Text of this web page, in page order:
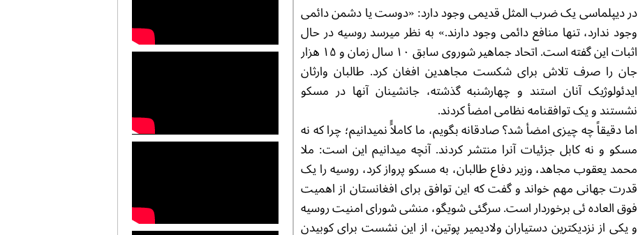
در دیپلماسی یک ضرب المثل قدیمی وجود دارد: «دوست یا دشمن دائمی
وجود ندارد، تنها منافع دائمی وجود دارند.» به نظر میرسد روسیه در حال
اثبات این گفته است. اتحاد جماهیر شوروی سابق ۱۰ سال زمان و ۱۵ هزار
جان را صرف تلاش برای شکست مجاهدین افغان کرد. طالبان وارثان
ایدئولوژیک آنان استند و چهارشنبه گذشته، جانشینان آنها در مسکو
نشستند و یک توافقنامه نظامی امضأ کردند.
اما دقیقاً چه چیزی امضأ شد؟ صادقانه بگویم، ما کاملاًً نمیدانیم؛ چرا که نه
مسکو و نه کابل جزئیات آنرا منتشر کردند. آنچه میدانیم این است: ملا
محمد یعقوب مجاهد، وزیر دفاع طالبان، به مسکو پرواز کرد، روسیه را یک
قدرت جهانی مهم خواند و گفت که این توافق برای افغانستان از اهمیت
فوق العاده ئی برخوردار است. سرگئی شویگو، منشی شورای امنیت روسیه
و یکی از نزدیکترین دستیاران ولادیمیر پوتین، از این نشست برای کوبیدن